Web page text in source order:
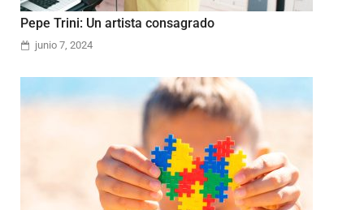
Pepe Trini: Un artista consagrado
junio 7, 2024